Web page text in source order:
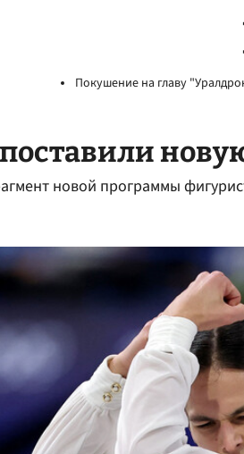
Покушение на главу
новой программы